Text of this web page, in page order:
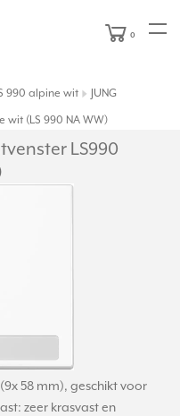
0
990 alpine wit JUNG
wit (LS 990 NA WW)
LS990
58 mm), geschikt voor
zeer krasvast en